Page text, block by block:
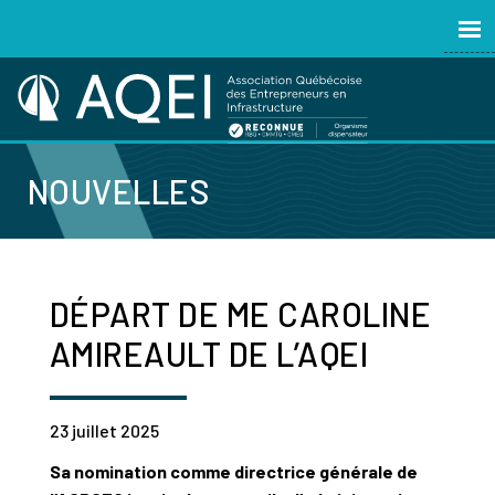
NOUVELLES
DÉPART DE ME CAROLINE
AMIREAULT DE L’AQEI
23 juillet 2025
Sa nomination comme directrice générale de